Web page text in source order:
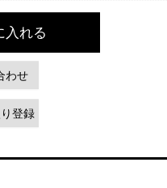
入れる
わせ
登録